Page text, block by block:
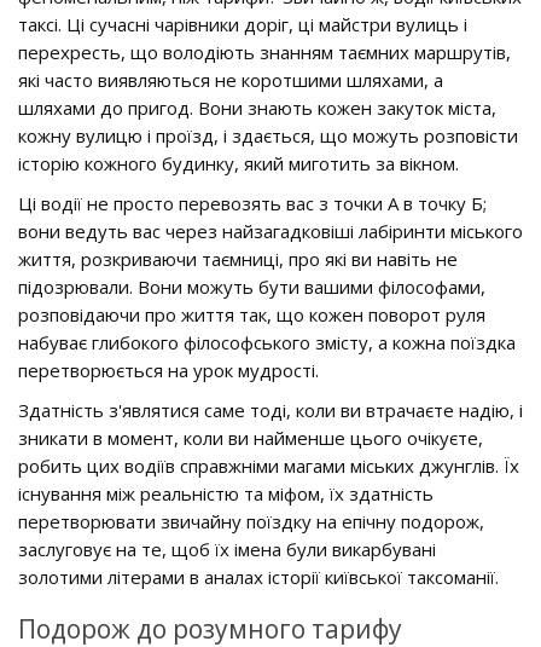
таксі. Ці сучасні чарівники доріг, ці майстри вулиць і
перехресть, що володіють знанням таємних маршрутів,
які часто виявляються не коротшими шляхами, а
шляхами до пригод. Вони знають кожен закуток міста,
кожну вулицю і проїзд, і здається, що можуть розповісти
історію кожного будинку, який миготить за вікном.
Ці водії не просто перевозять вас з точки А в точку Б;
вони ведуть вас через найзагадковіші лабіринти міського
життя, розкриваючи таємниці, про які ви навіть не
підозрювали. Вони можуть бути вашими філософами,
розповідаючи про життя так, що кожен поворот руля
набуває глибокого філософського змісту, а кожна поїздка
перетворюється на урок мудрості.
Здатність з'являтися саме тоді, коли ви втрачаєте надію, і
зникати в момент, коли ви найменше цього очікуєте,
робить цих водіїв справжніми магами міських джунглів. Їх
існування між реальністю та міфом, їх здатність
перетворювати звичайну поїздку на епічну подорож,
заслуговує на те, щоб їх імена були викарбувані
золотими літерами в аналах історії київської таксоманії.
Подорож до розумного тарифу